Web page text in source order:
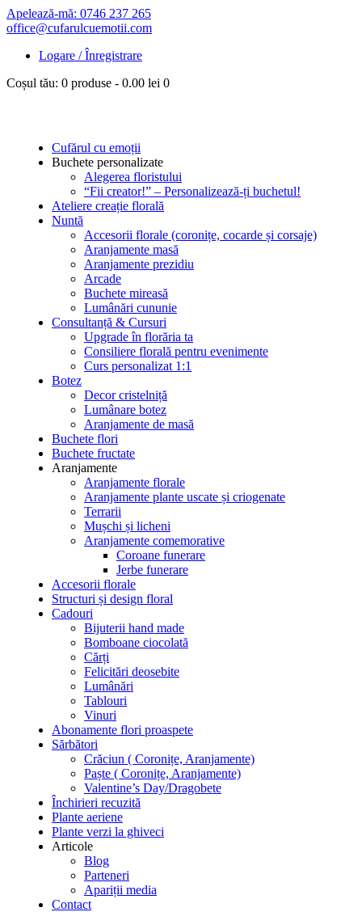
Apelează-mă: 0746 237 265
office@cufarulcuemotii.com
Logare / Înregistrare
Coșul tău: 0 produse - 0.00 lei 0
Cufărul cu emoții
Buchete personalizate
Alegerea floristului
“Fii creator!” – Personalizează-ți buchetul!
Ateliere creație florală
Nuntă
Accesorii florale (coronițe, cocarde și corsaje)
Aranjamente masă
Aranjamente prezidiu
Arcade
Buchete mireasă
Lumânări cununie
Consultanță & Cursuri
Upgrade în florăria ta
Consiliere florală pentru evenimente
Curs personalizat 1:1
Botez
Decor cristelniță
Lumânare botez
Aranjamente de masă
Buchete flori
Buchete fructate
Aranjamente
Aranjamente florale
Aranjamente plante uscate și criogenate
Terrarii
Mușchi și licheni
Aranjamente comemorative
Coroane funerare
Jerbe funerare
Accesorii florale
Structuri și design floral
Cadouri
Bijuterii hand made
Bomboane ciocolată
Cărți
Felicitări deosebite
Lumânări
Tablouri
Vinuri
Abonamente flori proaspete
Sărbători
Crăciun ( Coronițe, Aranjamente)
Paște ( Coronițe, Aranjamente)
Valentine’s Day/Dragobete
Închirieri recuzită
Plante aeriene
Plante verzi la ghiveci
Articole
Blog
Parteneri
Apariții media
Contact